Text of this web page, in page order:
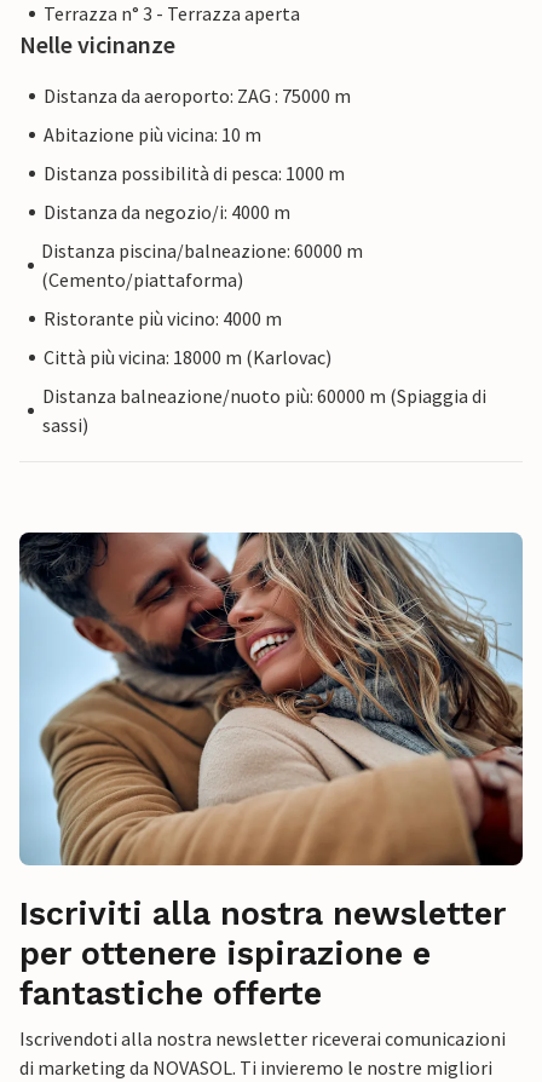
Terrazza n° 3 - Terrazza aperta
Nelle vicinanze
Distanza da aeroporto: ZAG : 75000 m
Abitazione più vicina: 10 m
Distanza possibilità di pesca: 1000 m
Distanza da negozio/i: 4000 m
Distanza piscina/balneazione: 60000 m
(Cemento/piattaforma)
Ristorante più vicino: 4000 m
Città più vicina: 18000 m (Karlovac)
Distanza balneazione/nuoto più: 60000 m (Spiaggia di
sassi)
Iscriviti alla nostra newsletter
per ottenere ispirazione e
fantastiche offerte
Iscrivendoti alla nostra newsletter riceverai comunicazioni
di marketing da NOVASOL. Ti invieremo le nostre migliori